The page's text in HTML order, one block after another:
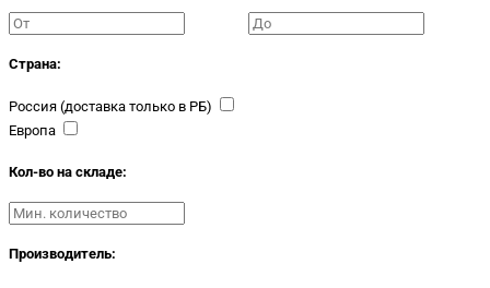
Страна:
Россия (доставка только в РБ)
Европа
Кол-во на складе:
Производитель: